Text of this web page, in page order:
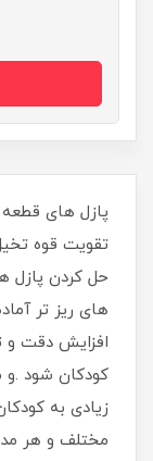
پازل های
تقویت قوه
حل کردن پازل
های ریز تر
افزایش دقت و
کودکان شود .و